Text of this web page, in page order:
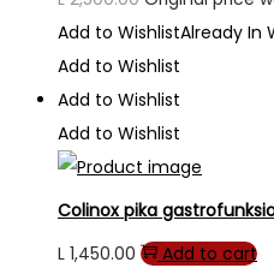
Add to WishlistAlready In
Add to Wishlist
Add to Wishlist
Add to Wishlist
Colinox pika
L 1,450.00
Add to cart